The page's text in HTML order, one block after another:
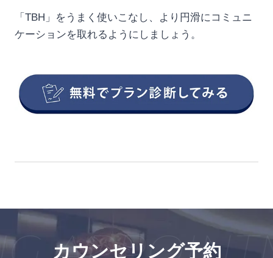
「TBH」をうまく使いこなし、より円滑にコミュニ
ケーションを取れるようにしましょう。
カウンセリング予約